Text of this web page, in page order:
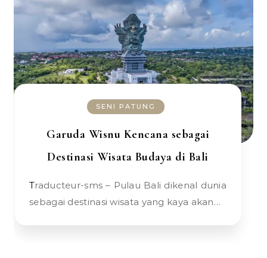
SENI PATUNG
Garuda Wisnu Kencana sebagai
Destinasi Wisata Budaya di Bali
Traducteur-sms – Pulau Bali dikenal dunia
sebagai destinasi wisata yang kaya akan…